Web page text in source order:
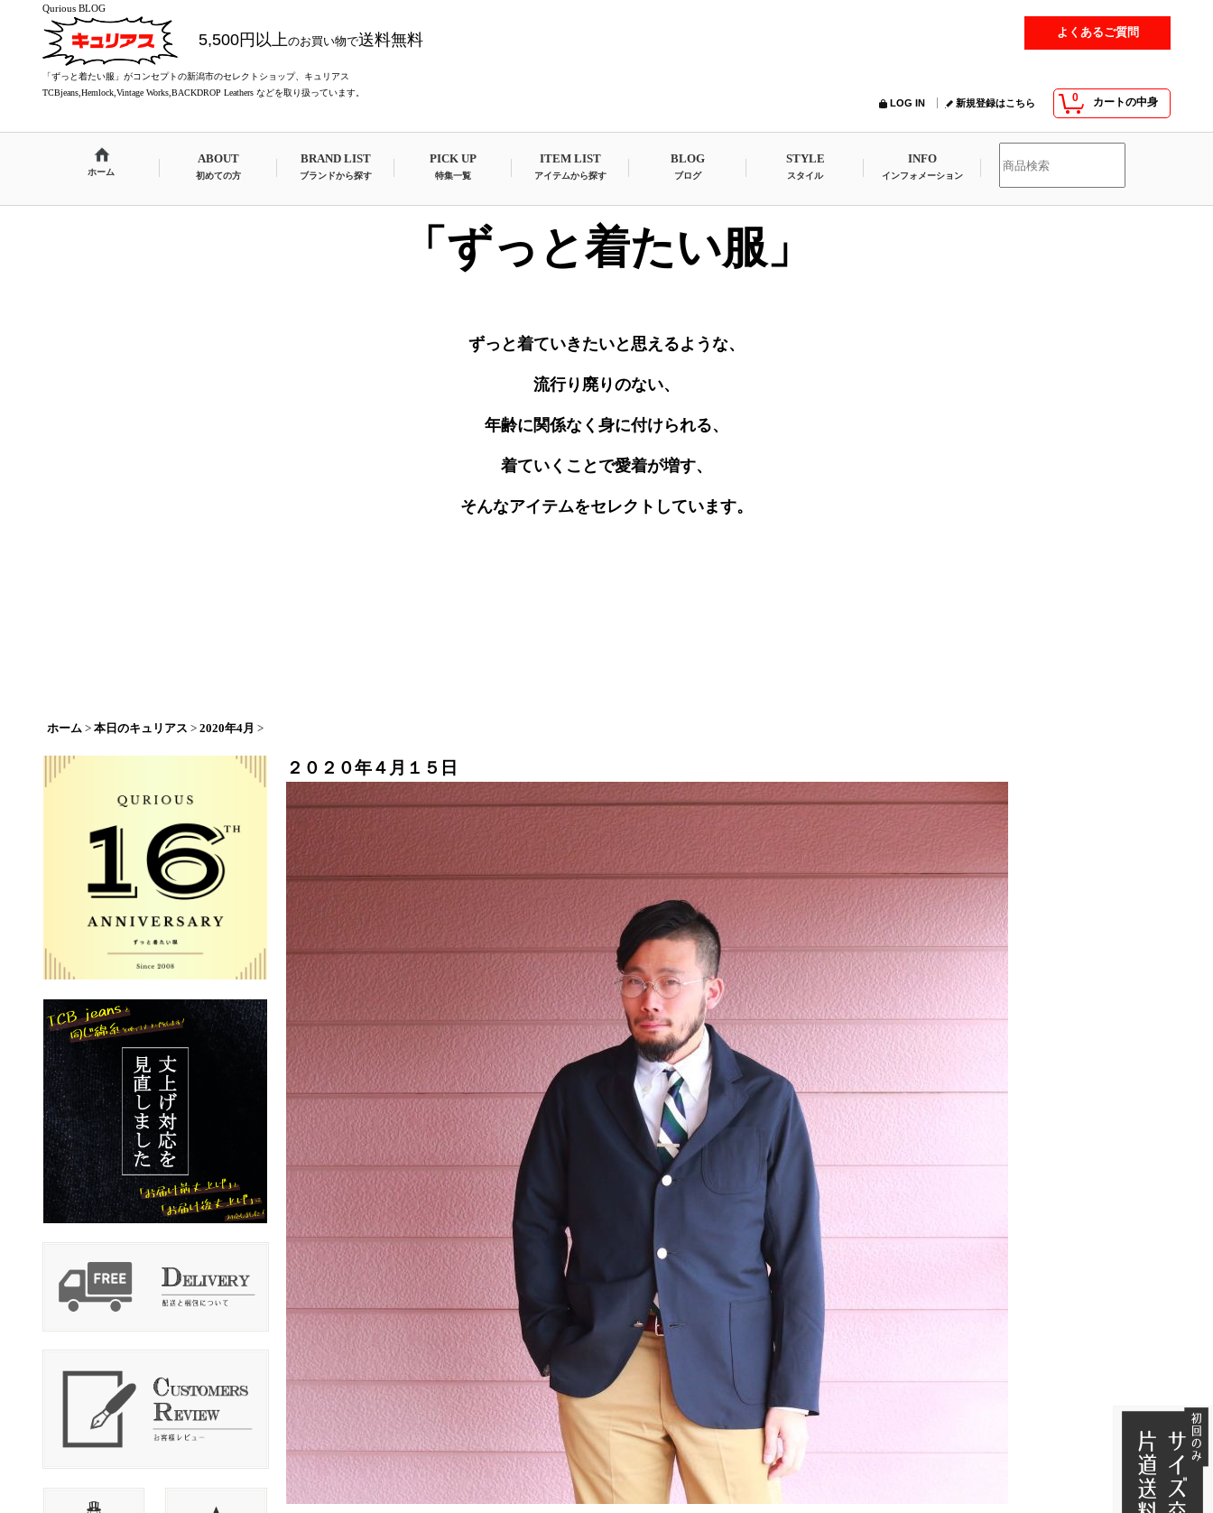
Qurious BLOG
「ずっと着たい服」
ずっと着ていきたいと思えるような、
流行り廃りのない、
年齢に関係なく身に付けられる、
着ていくことで愛着が増す、
そんなアイテムをセレクトしています。
5,500円以上のお買い物で送料無料
「ずっと着たい服」がコンセプトの新潟市のセレクトショップ、キュリアス
TCBjeans,Hemlock,Vintage Works,BACKDROP Leathers などを取り扱っています。
よくあるご質問
0 カートの中身
LOG IN 新規登録はこちら
ホーム
ABOUT
初めての方
BRAND LIST
ブランドから探す
PICK UP
特集一覧
ITEM LIST
アイテムから探す
BLOG
ブログ
STYLE
スタイル
INFO
インフォメーション
ホーム > 本日のキュリアス > 2020年4月 >
２０２０年４月１５日